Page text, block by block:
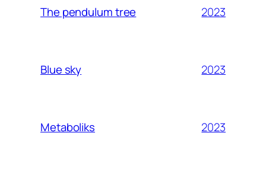
The pendulum tree 2023
Blue sky 2023
Metaboliks 2023